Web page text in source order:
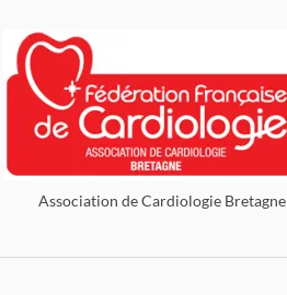
Association de Cardiologie Bretagne